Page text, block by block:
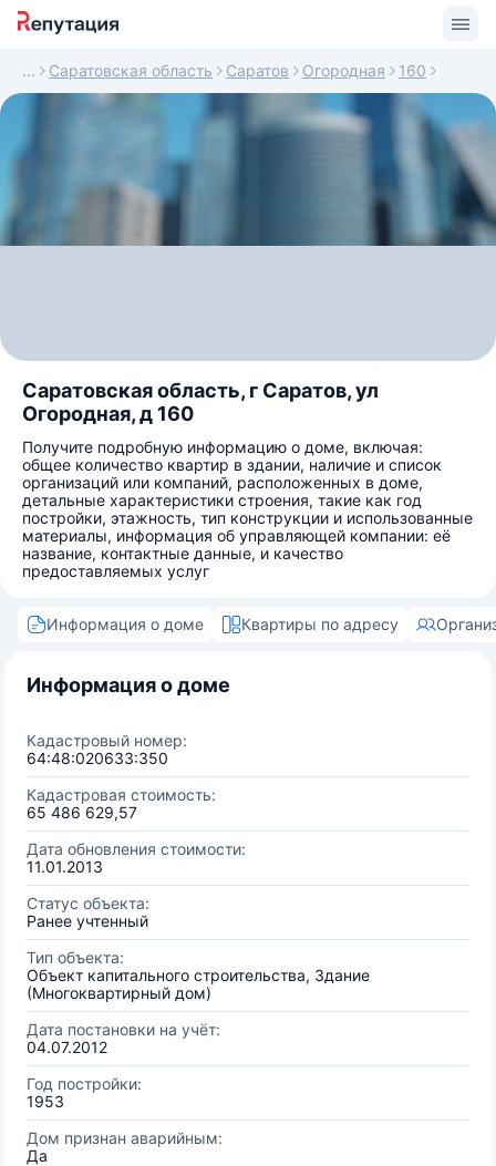
Саратовская область Саратов Огородная 160
Саратовская область, г Саратов, ул
Огородная, д 160
Получите подробную информацию о доме, включая:
общее количество квартир в здании, наличие и список
организаций или компаний, расположенных в доме,
детальные характеристики строения, такие как год
постройки, этажность, тип конструкции и использованные
материалы, информация об управляющей компании: её
название, контактные данные, и качество
предоставляемых услуг
Информация о доме Квартиры по адресу
Информация о доме
Кадастровый номер:
64:48:020633:350
Кадастровая стоимость:
65 486 629,57
Дата обновления стоимости:
11.01.2013
Статус объекта:
Ранее учтенный
Тип объекта:
Объект капитального строительства, Здание
(Многоквартирный дом)
Дата постановки на учёт:
04.07.2012
Год постройки:
1953
Дом признан аварийным:
Да